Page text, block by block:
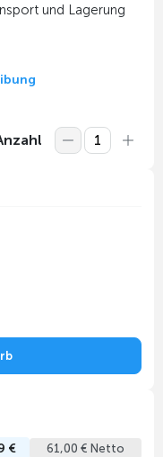
und Lagerung
€ 61,00 € Netto